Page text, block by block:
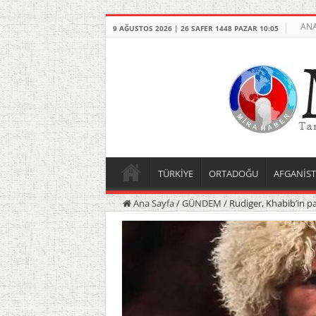
9 AĞUSTOS 2026 | 26 SAFER 1448 PAZAR 10:05
TÜRKİYE ORTADOĞU
Ana Sayfa/GÜNDEM /Rudiger, Khabib’in